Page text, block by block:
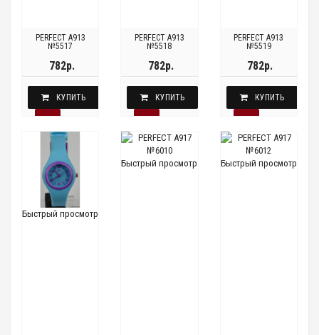
PERFECT A913
№5517
782р.
КУПИТЬ
PERFECT A913
№5518
782р.
КУПИТЬ
PERFECT A913
№5519
782р.
КУПИТЬ
Быстрый просмотр
Быстрый просмотр Быстрый просмотр